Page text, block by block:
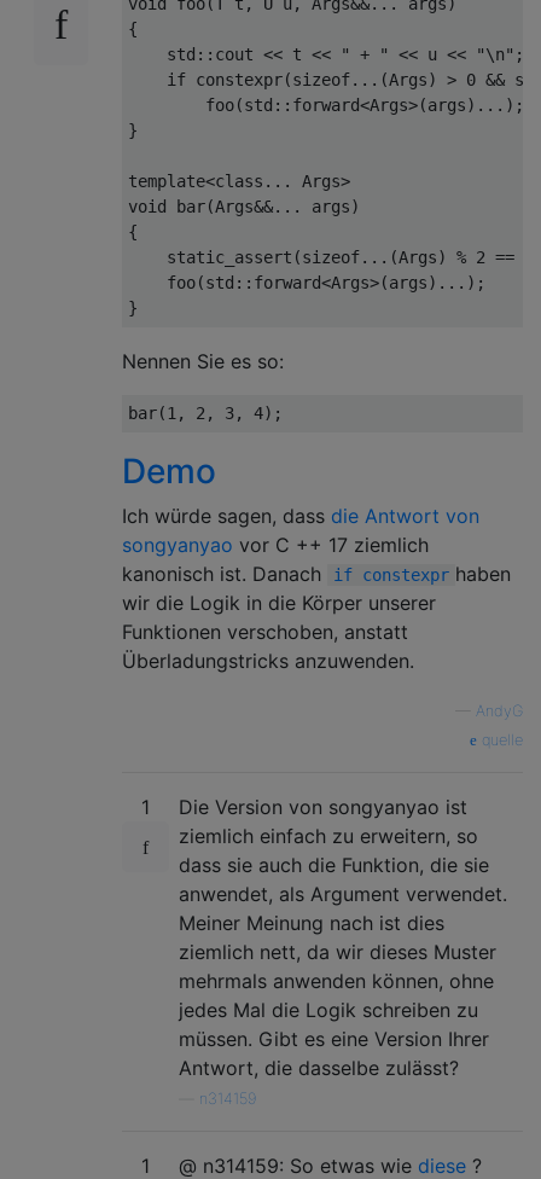
{
    std
:: cout << t << " + " << u << "\n" ;
if constexpr(sizeof...(Args) > 0 &&
        foo
(std :: forward<Args>(args)...);
}
template<class ... Args>
void bar(Args&&... args)
{
static_assert (sizeof...(Args) % 2 ==
    foo
(std :: forward<Args>(args)...);
}
Nennen Sie es so:
bar(1 , 2 , 3, 4);
Demo
Ich würde sagen, dass die Antwort von
songyanyao vor C ++ 17 ziemlich
kanonisch ist. Danach
if constexpr haben
wir die Logik in die Körper unserer
Funktionen verschoben, anstatt
Überladungstricks anzuwenden.
AndyG
quelle
1
Die Version von songyanyao ist
ziemlich einfach zu erweitern, so
dass sie auch die Funktion, die sie
anwendet, als Argument verwendet.
Meiner Meinung nach ist dies
ziemlich nett, da wir dieses Muster
mehrmals anwenden können, ohne
jedes Mal die Logik schreiben zu
müssen. Gibt es eine Version Ihrer
Antwort, die dasselbe zulässt?
n314159
1 @ n314159: So etwas wie diese ?